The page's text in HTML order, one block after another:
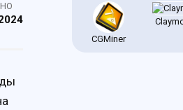
CGMiner